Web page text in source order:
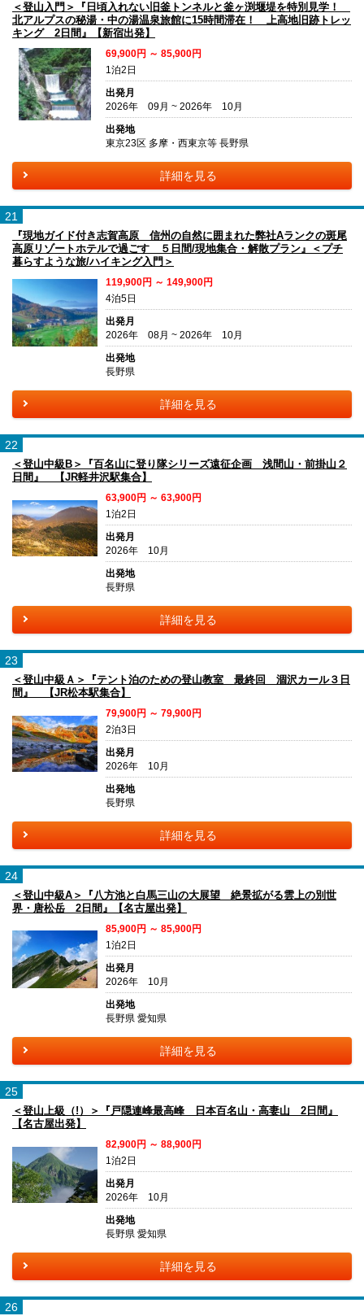
＜登山入門＞『日頃入れない旧釜トンネルと釜ヶ渕堰堤を特別見学！
北アルプスの秘湯・中の湯温泉旅館に15時間滞在！ 上高地旧跡トレッ
キング 2日間』【新宿出発】
69,900円 ～ 85,900円
1泊2日
出発月
2026年 09月 ~ 2026年 10月
出発地
東京23区 多摩・西東京等 長野県
詳細を見る
21
『現地ガイド付き志賀高原 信州の自然に囲まれた弊社Aランクの斑尾
高原リゾートホテルで過ごす ５日間/現地集合・解散プラン』＜プチ
暮らすような旅/ハイキング入門＞
119,900円 ～ 149,900円
4泊5日
出発月
2026年 08月 ~ 2026年 10月
出発地
長野県
詳細を見る
22
＜登山中級B＞『百名山に登り隊シリーズ遠征企画 浅間山・前掛山２
日間』 【JR軽井沢駅集合】
63,900円 ～ 63,900円
1泊2日
出発月
2026年 10月
出発地
長野県
詳細を見る
23
＜登山中級Ａ＞『テント泊のための登山教室 最終回 涸沢カール３日
間』 【JR松本駅集合】
79,900円 ～ 79,900円
2泊3日
出発月
2026年 10月
出発地
長野県
詳細を見る
24
＜登山中級A＞『八方池と白馬三山の大展望 絶景拡がる雲上の別世
界・唐松岳 2日間』【名古屋出発】
85,900円 ～ 85,900円
1泊2日
出発月
2026年 10月
出発地
長野県 愛知県
詳細を見る
25
＜登山上級（!）＞『戸隠連峰最高峰 日本百名山・高妻山 2日間』
【名古屋出発】
82,900円 ～ 88,900円
1泊2日
出発月
2026年 10月
出発地
長野県 愛知県
詳細を見る
26